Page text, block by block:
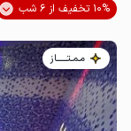
10% تخفیف از 6 شب
مـمـتــــــاز